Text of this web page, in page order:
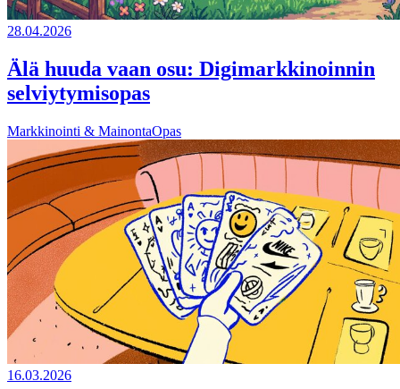
28.04.2026
Älä huuda vaan osu: Digimarkkinoinnin
selviytymisopas
Markkinointi & MainontaOpas
16.03.2026